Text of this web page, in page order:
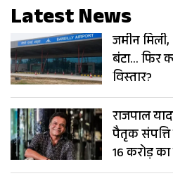
Latest News
जमीन
बंटा… फिर
विस्तार?
राजपाल
पैतृक
16 करोड़